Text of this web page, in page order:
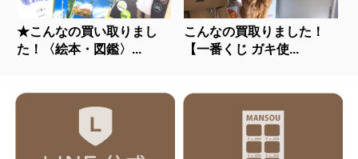
★こんなの買い取りまし
た！〈絵本・図鑑〉...
こんなの買取りました！
【一番くじ ガキ使...